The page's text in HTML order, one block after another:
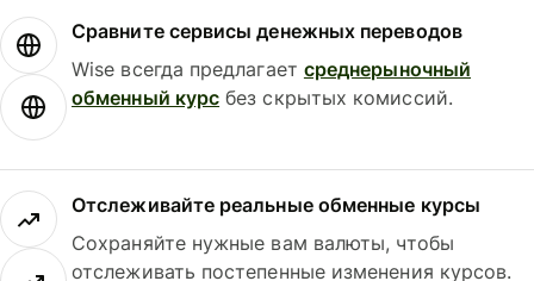
Сравните сервисы денежных переводов
Wise всегда предлагает среднерыночный
обменный курс без скрытых комиссий.
Отслеживайте реальные обменные курсы
Сохраняйте нужные вам валюты, чтобы
отслеживать постепенные изменения курсов.